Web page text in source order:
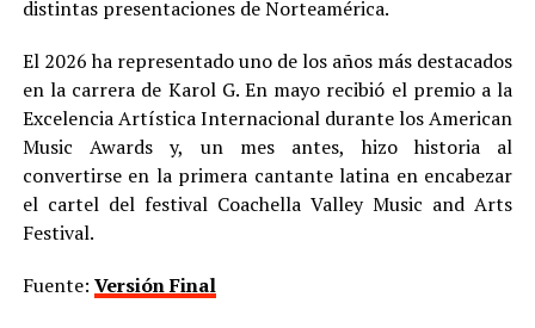
en la carrera de Karol G. En mayo recibió el premio a la
Excelencia Artística Internacional durante los American
Music Awards y, un mes antes, hizo historia al
convertirse en la primera cantante latina en encabezar
el cartel del festival Coachella Valley Music and Arts
Festival.